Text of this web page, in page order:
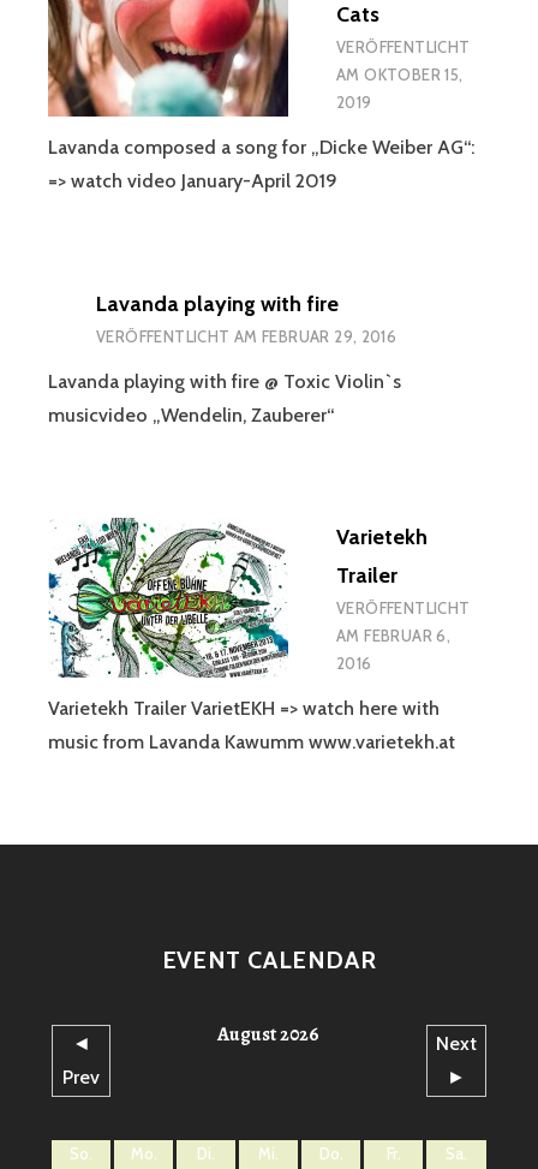
Cats
VERÖFFENTLICHT
AMOKTOBER 15,
2019
Lavanda composed a song for „Dicke Weiber AG“:
=> watch video January-April 2019
Lavanda playing with fire
VERÖFFENTLICHT AMFEBRUAR 29, 2016
Lavanda playing with fire @ Toxic Violin`s
musicvideo „Wendelin, Zauberer“
Varietekh
Trailer
VERÖFFENTLICHT
AMFEBRUAR 6,
2016
Varietekh Trailer VarietEKH => watch here with
music from Lavanda Kawumm www.varietekh.at
EVENT CALENDAR
◄
Prev
August 2026
Next
►
So. Mo. Di. Mi. Do. Fr. Sa.